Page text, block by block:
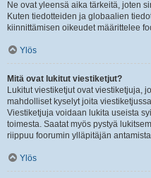
Ne ovat yleensä aika tärkeitä, joten
Kuten tiedotteiden ja globaalien
kiinnittämisen oikeudet määrittelee
Ylös
Mitä ovat lukitut viestiketjut?
Lukitut viestiketjut ovat viestiketjuja,
mahdolliset kyselyt joita
Viestiketjuja voidaan lukita useista
toimesta. Saatat myös pystyä
riippuu foorumin ylläpitäjän
Ylös